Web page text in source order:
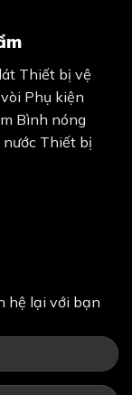
Thiết bị vệ
Phụ kiện
Bình nóng
nước Thiết bị
hệ lại với bạn